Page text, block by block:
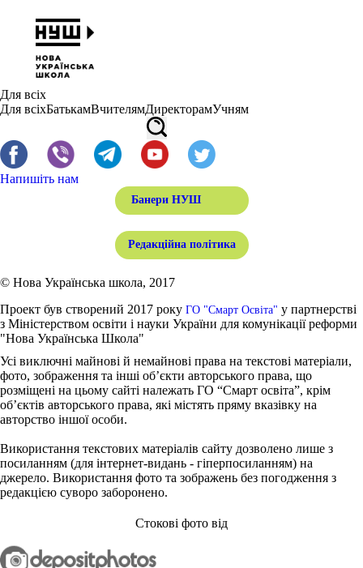
Для всіх
Для всіхБатькамВчителямДиректорамУчням
Напишіть нам
Банери НУШ
Редакційна політика
© Нова Українська школа, 2017
Проект був створений 2017 року ГО "Смарт Освіта" у партнерстві
з Міністерством освіти і науки України для комунікації реформи
"Нова Українська Школа"
Усі виключні майнові й немайнові права на текстові матеріали,
фото, зображення та інші об’єкти авторського права, що
розміщені на цьому сайті належать ГО “Смарт освіта”, крім
об’єктів авторського права, які містять пряму вказівку на
авторство іншої особи.
Використання текстових матеріалів сайту дозволено лише з
посиланням (для інтернет-видань - гіперпосиланням) на
джерело. Використання фото та зображень без погодження з
редакцією суворо заборонено.
Стокові фото від